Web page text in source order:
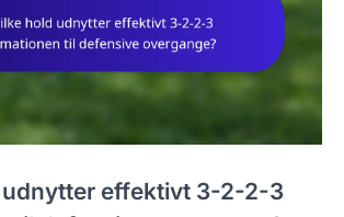
udnytter effektivt 3-2-2-3